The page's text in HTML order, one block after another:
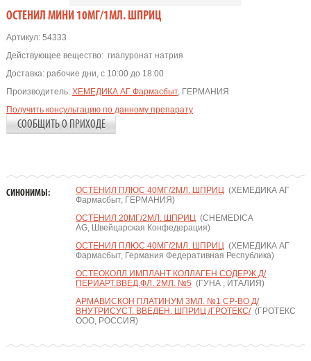
ОСТЕНИЛ МИНИ 10МГ/1МЛ. ШПРИЦ
Артикул:54333
Действующее вещество: гиалуронат натрия
Доставка: рабочие дни, с 10:00 до 18:00
Производитель: ХЕМЕДИКА АГ Фармасбыт, ГЕРМАНИЯ
Получить консультацию по данному препарату
СООБЩИТЬ О ПРИХОДЕ
СИНОНИМЫ: ОСТЕНИЛ ПЛЮС 40МГ/2МЛ. ШПРИЦ(ХЕМЕДИКА АГ
Фармасбыт, ГЕРМАНИЯ)
ОСТЕНИЛ 20МГ/2МЛ. ШПРИЦ(CHEMEDICA
AG, Швейцарская Конфедерация)
ОСТЕНИЛ ПЛЮС 40МГ/2МЛ. ШПРИЦ(ХЕМЕДИКА АГ
Фармасбыт, Германия Федеративная Республика)
ОСТЕОКОЛЛ ИМПЛАНТ КОЛЛАГЕН СОДЕРЖ.Д/
ПЕРИАРТ.ВВЕД.ФЛ. 2МЛ. №5 (ГУНА , ИТАЛИЯ)
АРМАВИСКОН ПЛАТИНУМ 3МЛ. №1 СР-ВО Д/
ВНУТРИСУСТ. ВВЕДЕН. ШПРИЦ /ГРОТЕКС/(ГРОТЕКС
ООО, РОССИЯ)